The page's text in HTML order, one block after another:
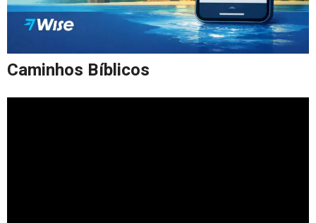
Caminhos Bíblicos